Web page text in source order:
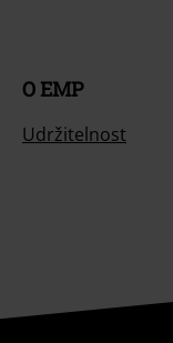
O EMP
Udržitelnost